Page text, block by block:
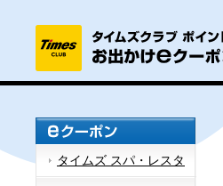
タイムズ スパ・レスタ